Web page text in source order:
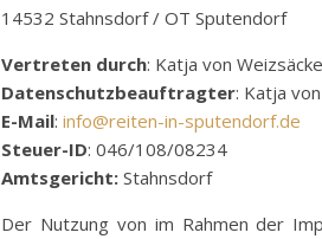
14532 Stahnsdorf / OT Sputendorf
Vertreten durch: Katja von
Datenschutzbeauftragter: Katja
E-Mail: info@reiten-in-sputendorf.de
Steuer-ID: 046/108/08234
Amtsgericht: Stahnsdorf
Der Nutzung von im Rahmen der